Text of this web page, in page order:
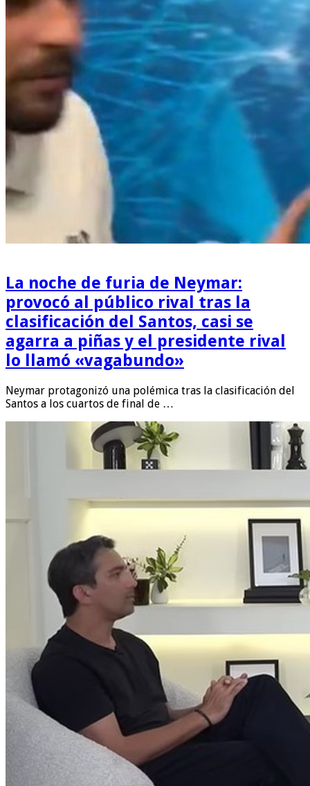
La noche de furia de Neymar:
provocó al público rival tras la
clasificación del Santos, casi se
agarra a piñas y el presidente rival
lo llamó «vagabundo»
Neymar protagonizó una polémica tras la clasificación del
Santos a los cuartos de final de …